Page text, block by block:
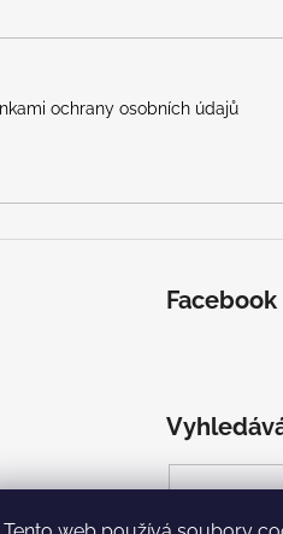
ochrany osobních údajů
Facebook